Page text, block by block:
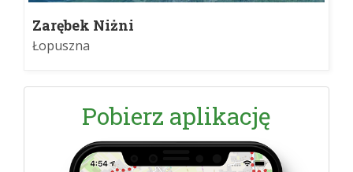
Zarębek Niżni
Łopuszna
Pobierz aplikację